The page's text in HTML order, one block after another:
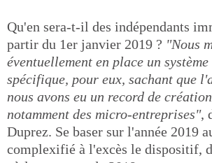
Qu'en sera-t-il des indépendants
partir du 1er janvier 2019 ? "Nous
éventuellement en place un
spécifique, pour eux, sachant que
nous avons eu un record de
notamment des micro-entreprises",
Duprez. Se baser sur l'année 2019
complexifié à l'excès le dispositif,